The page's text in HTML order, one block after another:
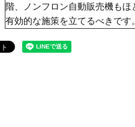
階、ノンフロン自動販売機も
有効的な施策を立てるべきです